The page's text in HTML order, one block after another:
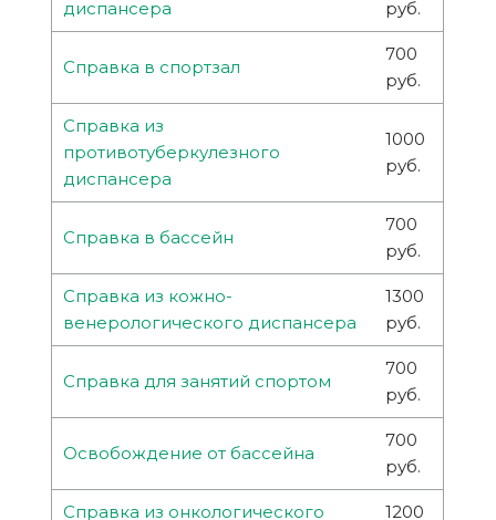
диспансера
руб.
Справка в спортзал
700
руб.
Справка из
противотуберкулезного
диспансера
1000
руб.
Справка в бассейн
700
руб.
Справка из кожно-
венерологического диспансера
1300
руб.
Справка для занятий спортом
700
руб.
Освобождение от бассейна
700
руб.
Справка из онкологического
1200